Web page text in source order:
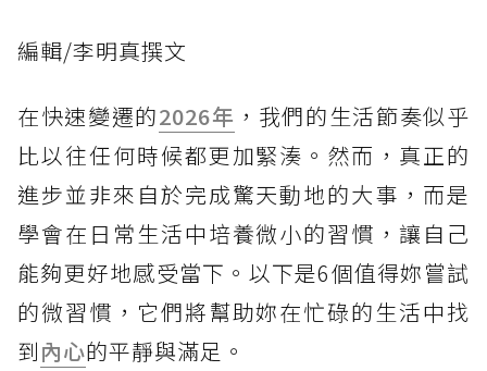
編輯/李明真撰文
在快速變遷的2026年 ，我們的生活節奏似乎
比以往任何時候都更加緊湊。然而，真正的
進步並非來自於完成驚天動地的大事，而是
學會在日常生活中培養微小的習慣，讓自己
能夠更好地感受當下。以下是6個值得妳嘗試
的微習慣，它們將幫助妳在忙碌的生活中找
到內心的平靜與滿足。